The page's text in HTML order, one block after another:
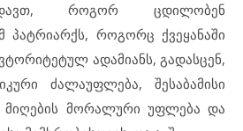
როგორ ცდილობენ
როგორც ქვეყანაში
ადამიანს, გადასცენ,
ძალაუფლება, შესაბამისი
მიღების მორალური უფლება და